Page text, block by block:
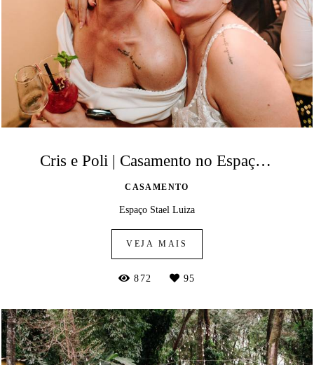
Cris e Poli | Casamento no Espaço Stael Luiza
CASAMENTO
Espaço Stael Luiza
VEJA MAIS
872 95